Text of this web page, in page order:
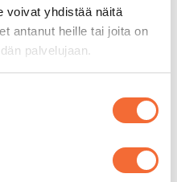
voivat yhdistää näitä
antanut heille tai joita on
palvelujaan.
lentonäytökseen
Ilmailumuseon